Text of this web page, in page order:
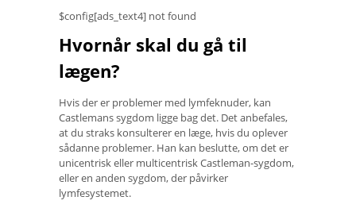
$config[ads_text4] not found
Hvornår skal du gå til
lægen?
Hvis der er problemer med lymfeknuder, kan
Castlemans sygdom ligge bag det. Det anbefales,
at du straks konsulterer en læge, hvis du oplever
sådanne problemer. Han kan beslutte, om det er
unicentrisk eller multicentrisk Castleman-sygdom,
eller en anden sygdom, der påvirker
lymfesystemet.